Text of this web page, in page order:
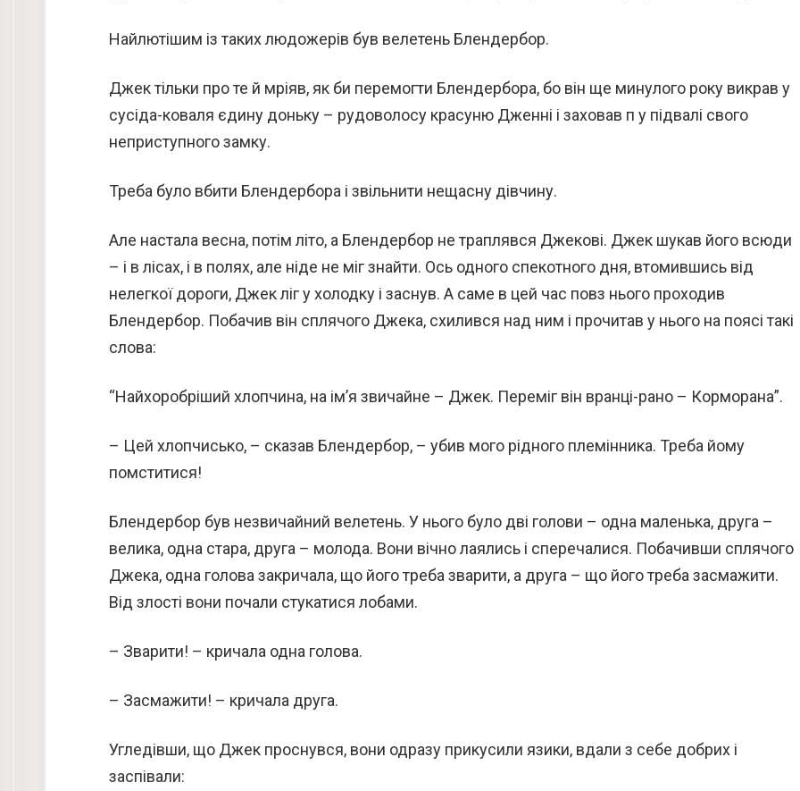
Найлютішим із таких людожерів був велетень Блендербор.
Джек тільки про те й мріяв, як би перемогти Блендербора, бо він ще минулого року викрав у
сусіда-коваля єдину доньку – рудоволосу красуню Дженні і заховав п у підвалі свого
неприступного замку.
Треба було вбити Блендербора і звільнити нещасну дівчину.
Але настала весна, потім літо, а Блендербор не траплявся Джекові. Джек шукав його всюди
– і в лісах, і в полях, але ніде не міг знайти. Ось одного спекотного дня, втомившись від
нелегкої дороги, Джек ліг у холодку і заснув. А саме в цей час повз нього проходив
Блендербор. Побачив він сплячого Джека, схилився над ним і прочитав у нього на поясі такі
слова:
“Найхоробріший хлопчина, на ім’я звичайне – Джек. Переміг він вранці-рано – Корморана”.
– Цей хлопчисько, – сказав Блендербор, – убив мого рідного племінника. Треба йому
помститися!
Блендербор був незвичайний велетень. У нього було дві голови – одна маленька, друга –
велика, одна стара, друга – молода. Вони вічно лаялись і сперечалися. Побачивши сплячого
Джека, одна голова закричала, що його треба зварити, а друга – що його треба засмажити.
Від злості вони почали стукатися лобами.
– Зварити! – кричала одна голова.
– Засмажити! – кричала друга.
Угледівши, що Джек проснувся, вони одразу прикусили язики, вдали з себе добрих і
заспівали: